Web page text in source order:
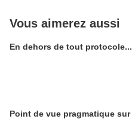
Vous aimerez aussi
En dehors de tout protocole...
Point de vue pragmatique sur